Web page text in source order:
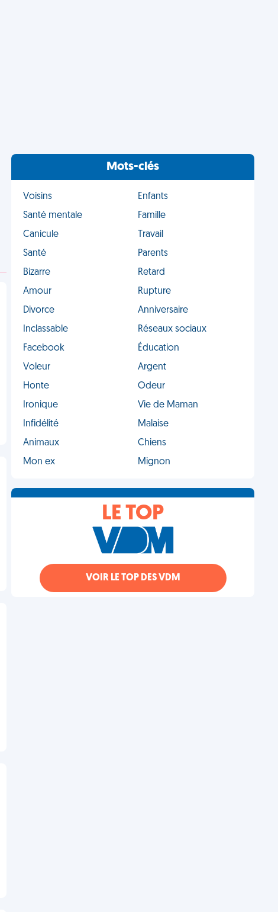
Mots-clés
Voisins
Enfants
Santé mentale
Famille
Canicule
Travail
Santé
Parents
Bizarre
Retard
Amour
Rupture
Divorce
Anniversaire
Inclassable
Réseaux sociaux
Facebook
Éducation
Voleur
Argent
Honte
Odeur
Ironique
Vie de Maman
Infidélité
Malaise
Animaux
Chiens
Mon ex
Mignon
LE TOP
VOIR LE TOP DES VDM